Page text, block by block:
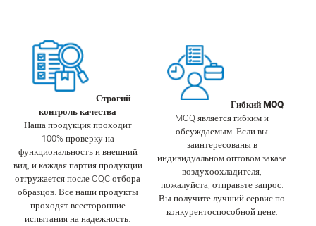
Строгий
контроль качества
Наша продукция проходит
100% проверку на
функциональность и внешний
вид, и каждая партия продукции
отгружается после OQC отбора
образцов. Все наши продукты
проходят всесторонние
испытания на надежность.
Гибкий MOQ
MOQ является гибким и
обсуждаемым. Если вы
заинтересованы в
индивидуальном оптовом заказе
воздухоохладителя,
пожалуйста, отправьте запрос.
Вы получите лучший сервис по
конкурентоспособной цене.